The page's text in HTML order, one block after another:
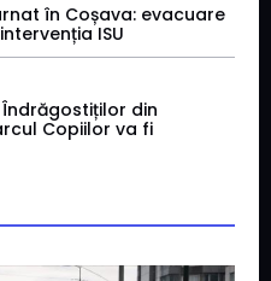
în Coșava: evacuare
ISU
din
Copiilor va fi